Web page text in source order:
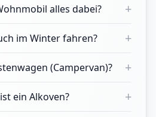
alles dabei? +
im Winter fahren? +
(Campervan)? +
ein Alkoven? +